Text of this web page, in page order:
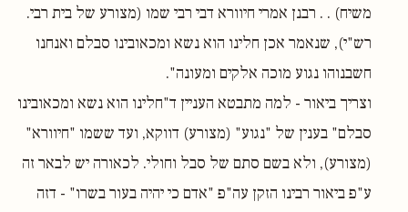
משיח) . . רבנן אמרי חיוורא דבי רבי שמו (מצורע של בית רבי.
רש"י), שנאמר אכן חלינו הוא נשא ומכאובינו סבלם ואנחנו
חשבנוהו נגוע מוכה אלקים ומעונה".
וצריך ביאור - למה מתבטא העניין ד"חלינו הוא נשא ומכאובינו
סבלם" בענין של "נגוע" (מצורע) דווקא, ועד ששמו "חיוורא"
(מצורע), ולא בשם סתם של סבל וחולי. לכאורה יש לבאר זה
ע"פ ביאור רבינו הזקן עה"פ "אדם כי יהיה בעור בשרו" - דזה